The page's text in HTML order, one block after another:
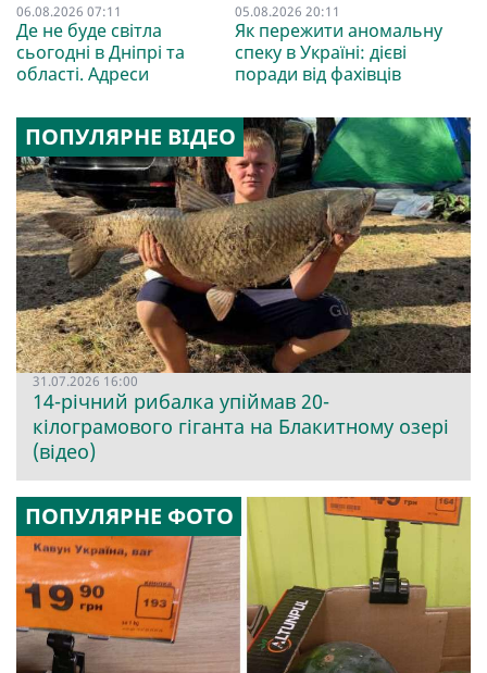
06.08.2026 07:11
Де не буде світла
сьогодні в Дніпрі та
області. Адреси
05.08.2026 20:11
Як пережити аномальну
спеку в Україні: дієві
поради від фахівців
ПОПУЛЯРНЕ ВІДЕО
31.07.2026 16:00
14-річний рибалка упіймав 20-
кілограмового гіганта на Блакитному озері
(відео)
ПОПУЛЯРНЕ ФОТО